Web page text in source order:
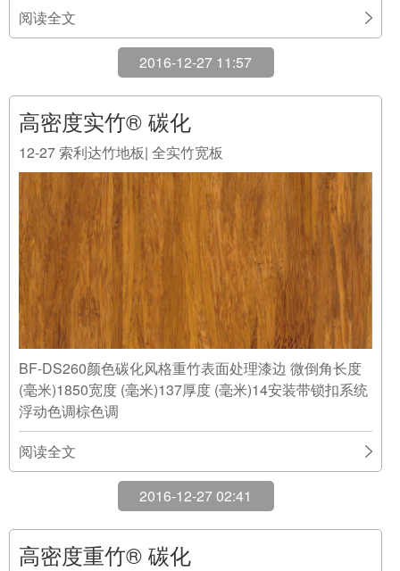
阅读全文
2016-12-27 11:57
高密度实竹® 碳化
12-27索利达竹地板| 全实竹宽板
BF-DS260颜色碳化风格重竹表面处理漆边 微倒角长度
(毫米)1850宽度 (毫米)137厚度 (毫米)14安装带锁扣系统
浮动色调棕色调
阅读全文
2016-12-27 02:41
高密度重竹® 碳化